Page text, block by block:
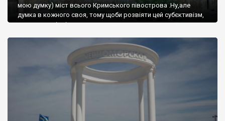
мою думку) міст всього Кримського півострова .Ну,але
думка в кожного своя, тому щоби розвіяти цей субєктивізм,
запрошую відвідати це